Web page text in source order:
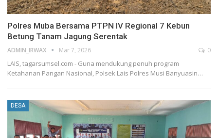
Polres Muba Bersama PTPN IV Regional 7 Kebun
Betung Tanam Jagung Serentak
ADMIN_IRWAX Mar 7, 2026 0
LAIS, tagarsumsel.com - Guna mendukung penuh program
Ketahanan Pangan Nasional, Polsek Lais Polres Musi Banyuasin…
DESA